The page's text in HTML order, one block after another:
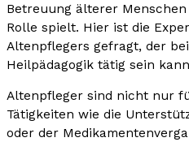
Betreuung älterer
Rolle spielt. Hier ist die
Altenpflegers gefragt, der
Heilpädagogik tätig sein
Altenpfleger sind nicht nur
Tätigkeiten wie die
oder der